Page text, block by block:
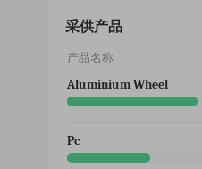
采供产品
产品名称
Aluminium Wheel
Pc